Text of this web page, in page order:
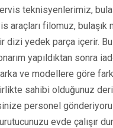
teknisyenlerimiz,
araçları filomuz,
dizi yedek parça içerir.
yapıldıktan sonra
ve modellere göre
sahibi olduğunuz
personel
evde çalışır